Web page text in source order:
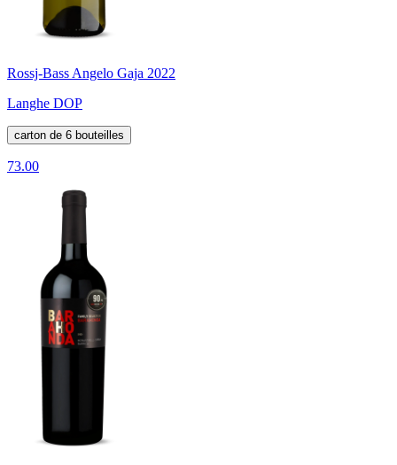
Rossj-Bass Angelo Gaja 2022
Langhe DOP
carton de 6 bouteilles
73.00